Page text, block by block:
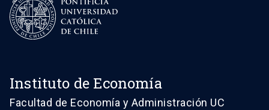
Instituto de Economía
Facultad de Economía y Administración UC